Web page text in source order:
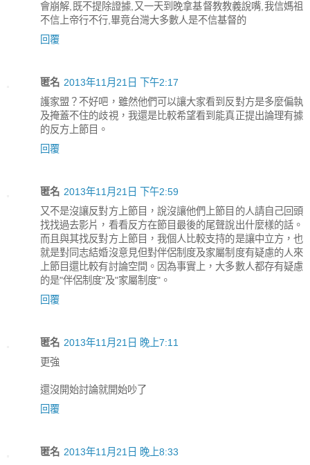
會崩解,既不提除證據,又一天到晚拿基督教教義說嘴,我信媽祖
不信上帝行不行,畢竟台灣大多數人是不信基督的
回覆
匿名 2013年11月21日 下午2:17
護家盟？不好吧，雖然他們可以讓大家看到反對方是多麼偏執
及掩蓋不住的歧視，我還是比較希望看到能真正提出論理有據
的反方上節目。
回覆
匿名 2013年11月21日 下午2:59
又不是沒讓反對方上節目，說沒讓他們上節目的人請自己回頭
找找過去影片，看看反方在節目最後的尾聲說出什麼樣的話。
而且與其找反對方上節目，我個人比較支持的是讓中立方，也
就是對同志結婚沒意見但對伴侶制度及家屬制度有疑慮的人來
上節目還比較有討論空間。因為事實上，大多數人都存有疑慮
的是"伴侶制度"及"家屬制度"。
回覆
匿名 2013年11月21日 晚上7:11
更強
還沒開始討論就開始吵了
回覆
匿名 2013年11月21日 晚上8:33